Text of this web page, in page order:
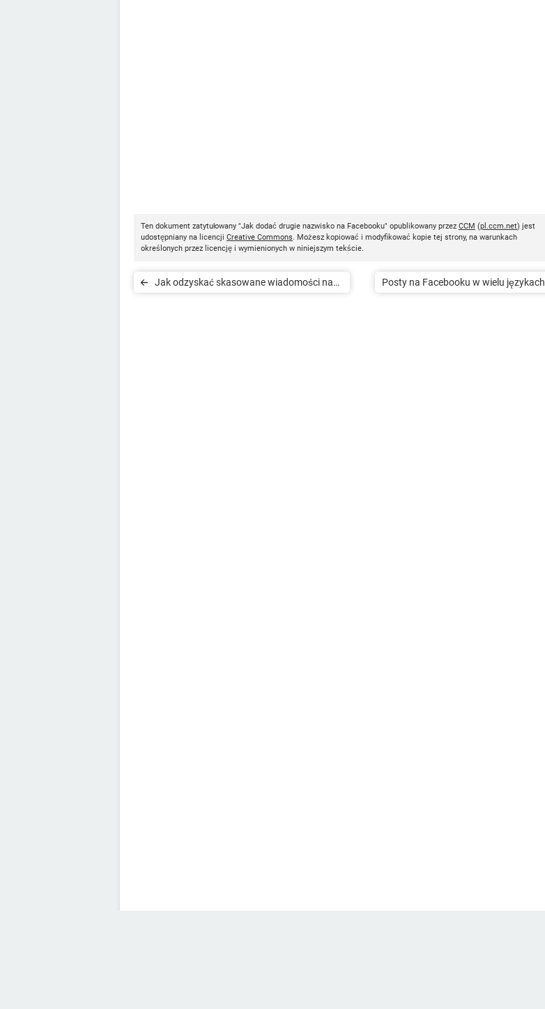
Ten dokument zatytułowany "Jak dodać drugie nazwisko na Facebooku" opublikowany przez CCM (pl.ccm.net) jest
udostępniany na licencji Creative Commons. Możesz kopiować i modyfikować kopie tej strony, na warunkach
określonych przez licencję i wymienionych w niniejszym tekście.
Jak odzyskać skasowane wiadomości na
Posty na Facebooku w wielu językach